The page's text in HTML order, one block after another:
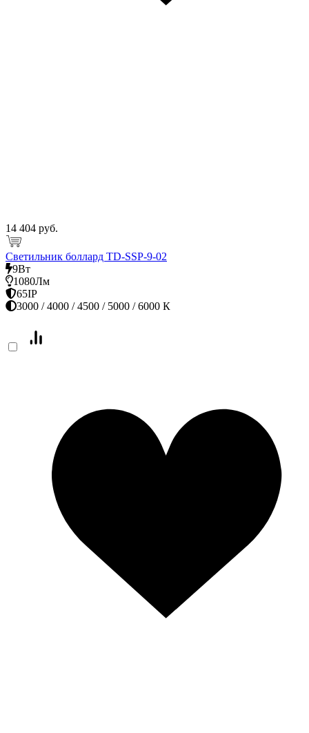
14 404 руб.
Светильник боллард TD-SSP-9-02
9Вт
1080Лм
65IP
3000 / 4000 / 4500 / 5000 / 6000 К